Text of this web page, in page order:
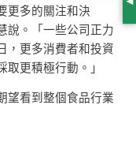
更多的關注和決
說。「一些公司正力
，更多消費者和投資
更積極行動。」
望看到整個食品行業